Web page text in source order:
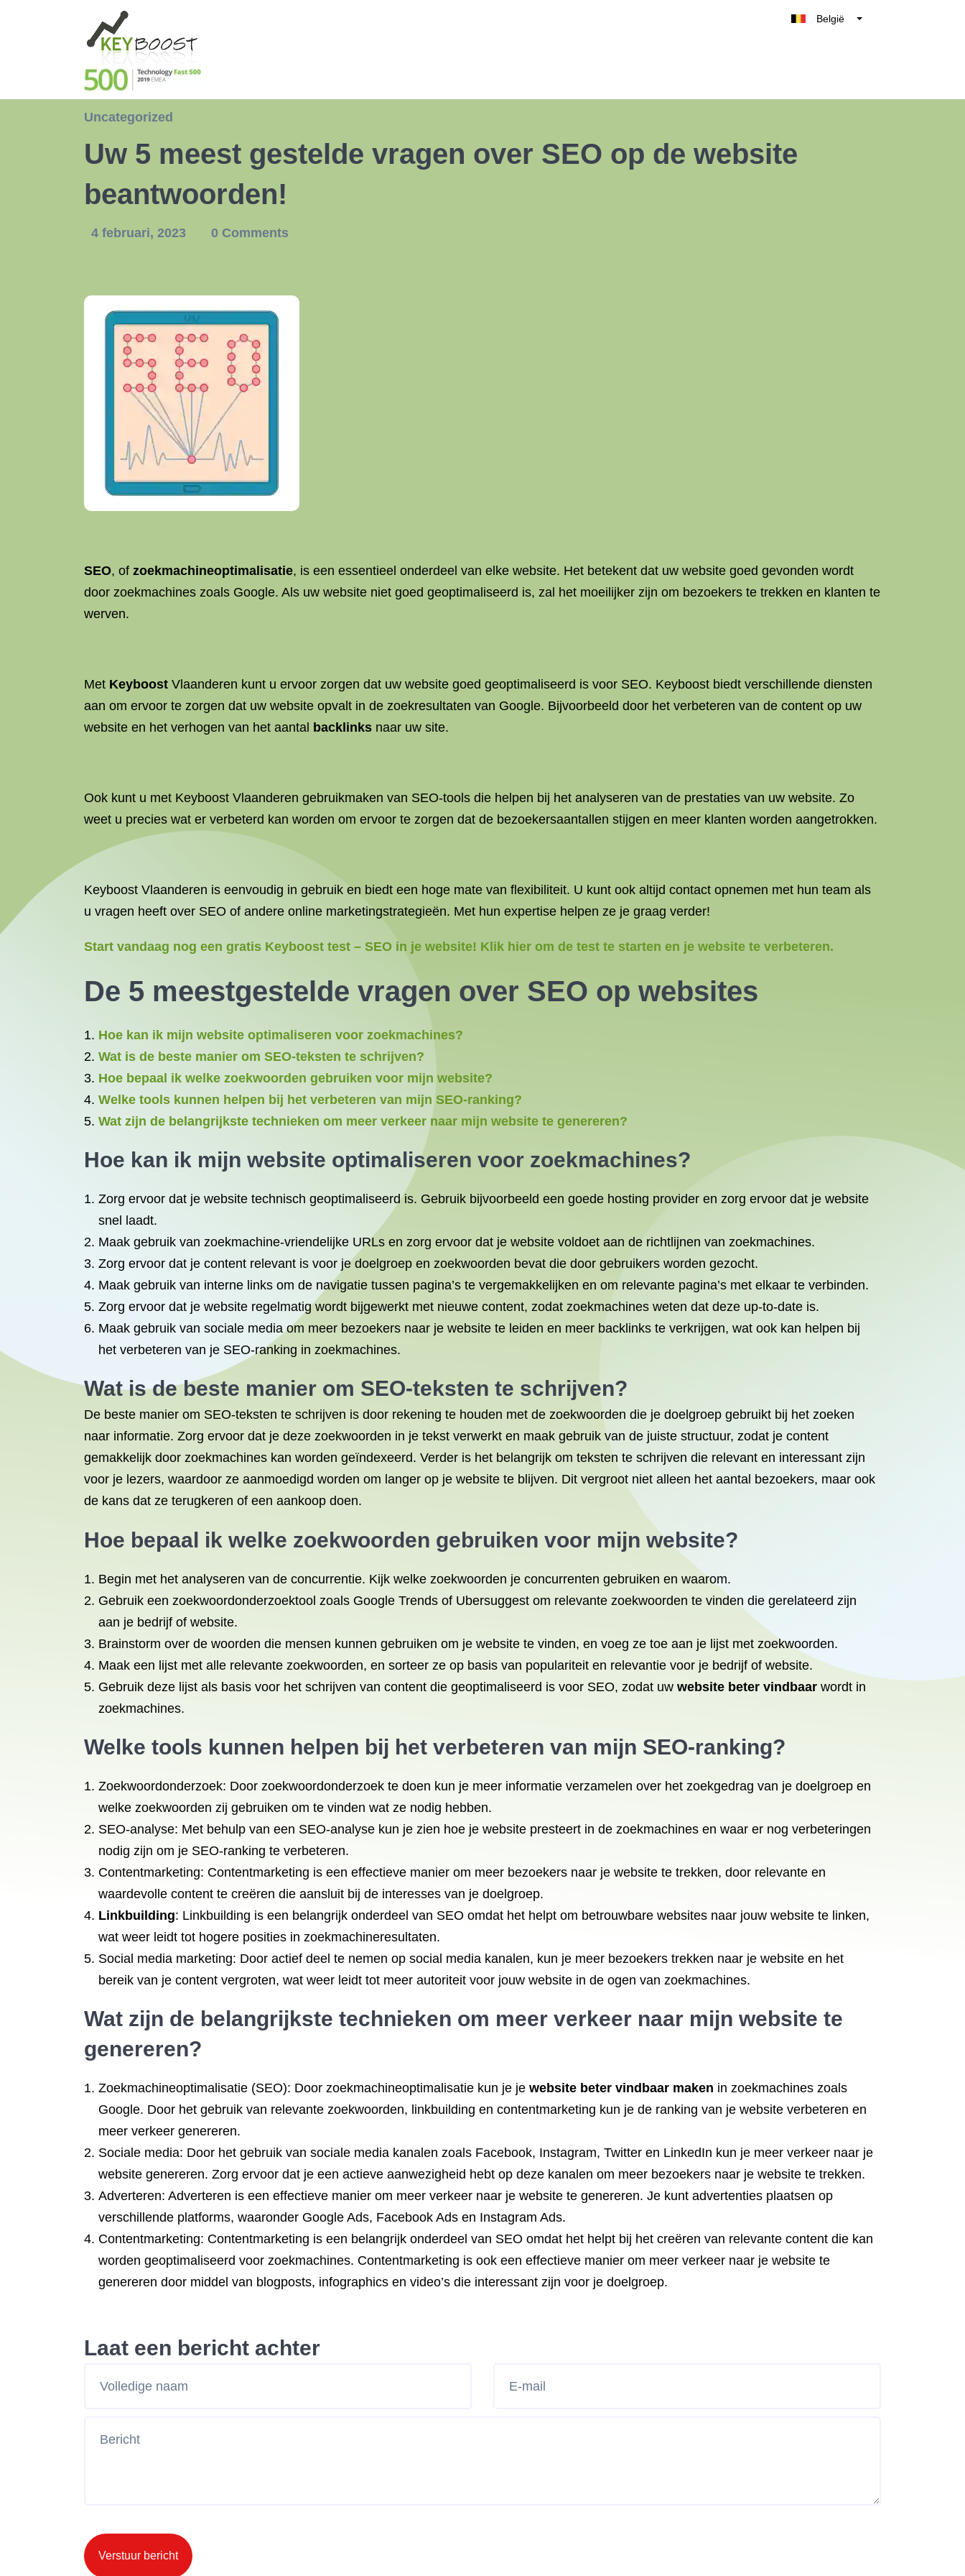
België
Uncategorized
Uw 5 meest gestelde vragen over SEO op de website
beantwoorden!
4 februari, 2023 0 Comments
SEO, of zoekmachineoptimalisatie, is een essentieel onderdeel van elke website. Het betekent dat uw website goed gevonden wordt
door zoekmachines zoals Google. Als uw website niet goed geoptimaliseerd is, zal het moeilijker zijn om bezoekers te trekken en klanten te
werven.
Met Keyboost Vlaanderen kunt u ervoor zorgen dat uw website goed geoptimaliseerd is voor SEO. Keyboost biedt verschillende diensten
aan om ervoor te zorgen dat uw website opvalt in de zoekresultaten van Google. Bijvoorbeeld door het verbeteren van de content op uw
website en het verhogen van het aantal backlinks naar uw site.
Ook kunt u met Keyboost Vlaanderen gebruikmaken van SEO-tools die helpen bij het analyseren van de prestaties van uw website. Zo
weet u precies wat er verbeterd kan worden om ervoor te zorgen dat de bezoekersaantallen stijgen en meer klanten worden aangetrokken.
Keyboost Vlaanderen is eenvoudig in gebruik en biedt een hoge mate van flexibiliteit. U kunt ook altijd contact opnemen met hun team als
u vragen heeft over SEO of andere online marketingstrategieën. Met hun expertise helpen ze je graag verder!
Start vandaag nog een gratis Keyboost test – SEO in je website! Klik hier om de test te starten en je website te verbeteren.
De 5 meestgestelde vragen over SEO op websites
Hoe kan ik mijn website optimaliseren voor zoekmachines?
Wat is de beste manier om SEO-teksten te schrijven?
Hoe bepaal ik welke zoekwoorden gebruiken voor mijn website?
Welke tools kunnen helpen bij het verbeteren van mijn SEO-ranking?
Wat zijn de belangrijkste technieken om meer verkeer naar mijn website te genereren?
Hoe kan ik mijn website optimaliseren voor zoekmachines?
Zorg ervoor dat je website technisch geoptimaliseerd is. Gebruik bijvoorbeeld een goede hosting provider en zorg ervoor dat je website
snel laadt.
Maak gebruik van zoekmachine-vriendelijke URLs en zorg ervoor dat je website voldoet aan de richtlijnen van zoekmachines.
Zorg ervoor dat je content relevant is voor je doelgroep en zoekwoorden bevat die door gebruikers worden gezocht.
Maak gebruik van interne links om de navigatie tussen pagina’s te vergemakkelijken en om relevante pagina’s met elkaar te verbinden.
Zorg ervoor dat je website regelmatig wordt bijgewerkt met nieuwe content, zodat zoekmachines weten dat deze up-to-date is.
Maak gebruik van sociale media om meer bezoekers naar je website te leiden en meer backlinks te verkrijgen, wat ook kan helpen bij
het verbeteren van je SEO-ranking in zoekmachines.
Wat is de beste manier om SEO-teksten te schrijven?
De beste manier om SEO-teksten te schrijven is door rekening te houden met de zoekwoorden die je doelgroep gebruikt bij het zoeken
naar informatie. Zorg ervoor dat je deze zoekwoorden in je tekst verwerkt en maak gebruik van de juiste structuur, zodat je content
gemakkelijk door zoekmachines kan worden geïndexeerd. Verder is het belangrijk om teksten te schrijven die relevant en interessant zijn
voor je lezers, waardoor ze aanmoedigd worden om langer op je website te blijven. Dit vergroot niet alleen het aantal bezoekers, maar ook
de kans dat ze terugkeren of een aankoop doen.
Hoe bepaal ik welke zoekwoorden gebruiken voor mijn website?
Begin met het analyseren van de concurrentie. Kijk welke zoekwoorden je concurrenten gebruiken en waarom.
Gebruik een zoekwoordonderzoektool zoals Google Trends of Ubersuggest om relevante zoekwoorden te vinden die gerelateerd zijn
aan je bedrijf of website.
Brainstorm over de woorden die mensen kunnen gebruiken om je website te vinden, en voeg ze toe aan je lijst met zoekwoorden.
Maak een lijst met alle relevante zoekwoorden, en sorteer ze op basis van populariteit en relevantie voor je bedrijf of website.
Gebruik deze lijst als basis voor het schrijven van content die geoptimaliseerd is voor SEO, zodat uw website beter vindbaar wordt in
zoekmachines.
Welke tools kunnen helpen bij het verbeteren van mijn SEO-ranking?
Zoekwoordonderzoek: Door zoekwoordonderzoek te doen kun je meer informatie verzamelen over het zoekgedrag van je doelgroep en
welke zoekwoorden zij gebruiken om te vinden wat ze nodig hebben.
SEO-analyse: Met behulp van een SEO-analyse kun je zien hoe je website presteert in de zoekmachines en waar er nog verbeteringen
nodig zijn om je SEO-ranking te verbeteren.
Contentmarketing: Contentmarketing is een effectieve manier om meer bezoekers naar je website te trekken, door relevante en
waardevolle content te creëren die aansluit bij de interesses van je doelgroep.
Linkbuilding: Linkbuilding is een belangrijk onderdeel van SEO omdat het helpt om betrouwbare websites naar jouw website te linken,
wat weer leidt tot hogere posities in zoekmachineresultaten.
Social media marketing: Door actief deel te nemen op social media kanalen, kun je meer bezoekers trekken naar je website en het
bereik van je content vergroten, wat weer leidt tot meer autoriteit voor jouw website in de ogen van zoekmachines.
Wat zijn de belangrijkste technieken om meer verkeer naar mijn website te
genereren?
Zoekmachineoptimalisatie (SEO): Door zoekmachineoptimalisatie kun je je website beter vindbaar maken in zoekmachines zoals
Google. Door het gebruik van relevante zoekwoorden, linkbuilding en contentmarketing kun je de ranking van je website verbeteren en
meer verkeer genereren.
Sociale media: Door het gebruik van sociale media kanalen zoals Facebook, Instagram, Twitter en LinkedIn kun je meer verkeer naar je
website genereren. Zorg ervoor dat je een actieve aanwezigheid hebt op deze kanalen om meer bezoekers naar je website te trekken.
Adverteren: Adverteren is een effectieve manier om meer verkeer naar je website te genereren. Je kunt advertenties plaatsen op
verschillende platforms, waaronder Google Ads, Facebook Ads en Instagram Ads.
Contentmarketing: Contentmarketing is een belangrijk onderdeel van SEO omdat het helpt bij het creëren van relevante content die kan
worden geoptimaliseerd voor zoekmachines. Contentmarketing is ook een effectieve manier om meer verkeer naar je website te
genereren door middel van blogposts, infographics en video’s die interessant zijn voor je doelgroep.
Laat een bericht achter
Verstuur bericht